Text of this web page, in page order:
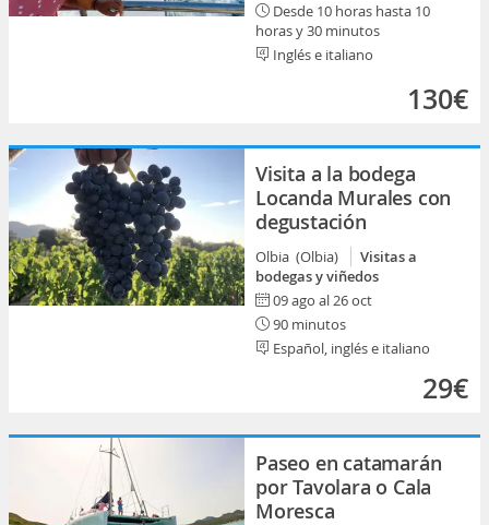
Desde 10 horas hasta 10
horas y 30 minutos
Inglés e italiano
130€
Visita a la bodega
Locanda Murales con
degustación
Olbia (Olbia)
Visitas a
bodegas y viñedos
09 ago al 26 oct
90 minutos
Español, inglés e italiano
29€
Paseo en catamarán
por Tavolara o Cala
Moresca